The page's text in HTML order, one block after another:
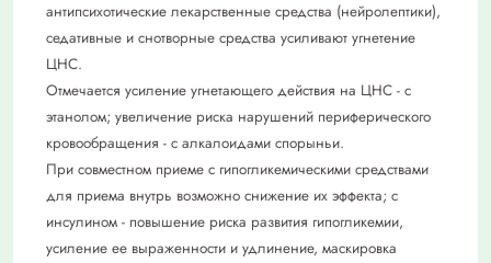
антипсихотические лекарственные средства (нейролептики),
седативные и снотворные средства усиливают угнетение
ЦНС.
Отмечается усиление угнетающего действия на ЦНС - с
этанолом; увеличение риска нарушений периферического
кровообращения - с алкалоидами спорыньи.
При совместном приеме с гипогликемическими средствами
для приема внутрь возможно снижение их эффекта; с
инсулином - повышение риска развития гипогликемии,
усиление ее выраженности и удлинение, маскировка